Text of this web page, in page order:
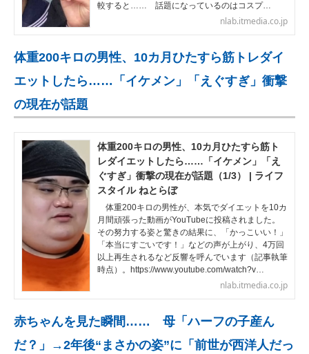
較すると…… 話題になっているのはコスプ…
nlab.itmedia.co.jp
体重200キロの男性、10カ月ひたすら筋トレダイ
エットしたら……「イケメン」「えぐすぎ」衝撃
の現在が話題
体重200キロの男性、10カ月ひたすら筋ト
レダイエットしたら……「イケメン」「え
ぐすぎ」衝撃の現在が話題（1/3） | ライフ
スタイル ねとらぼ
体重200キロの男性が、本気でダイエットを10カ
月間頑張った動画がYouTubeに投稿されました。
その努力する姿と驚きの結果に、「かっこいい！」
「本当にすごいです！」などの声が上がり、4万回
以上再生されるなど反響を呼んでいます（記事執筆
時点）。https://www.youtube.com/watch?v…
nlab.itmedia.co.jp
赤ちゃんを見た瞬間…… 母「ハーフの子産ん
だ？」→2年後“まさかの姿”に「前世が西洋人だっ